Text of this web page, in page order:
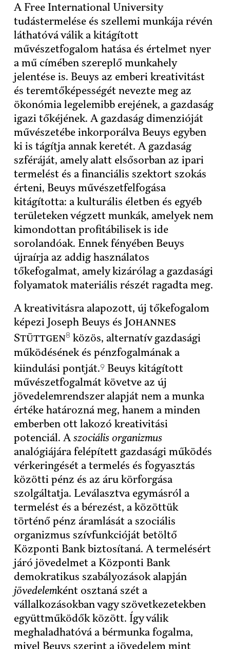
A Free International University
tudástermelése és szellemi munkája révén
láthatóvá válik a kitágított
művészetfogalom hatása és értelmet nyer
a mű címében szereplő munkahely
jelentése is. Beuys az emberi kreativitást
és teremtőképességét nevezte meg az
ökonómia legelemibb erejének, a gazdaság
igazi tőkéjének. A gazdaság dimenzióját
művészetébe inkorporálva Beuys egyben
ki is tágítja annak keretét. A gazdaság
szféráját, amely alatt elsősorban az ipari
termelést és a financiális szektort szokás
érteni, Beuys művészetfelfogása
kitágította: a kulturális életben és egyéb
területeken végzett munkák, amelyek nem
kimondottan profitábilisek is ide
sorolandóak. Ennek fényében Beuys
újraírja az addig használatos
tőkefogalmat, amely kizárólag a gazdasági
folyamatok materiális részét ragadta meg.
A kreativitásra alapozott, új tőkefogalom
képezi Joseph Beuys és Johannes
Stüttgen8 közös, alternatív gazdasági
működésének és pénzfogalmának a
kiindulási pontját.9Beuys kitágított
művészetfogalmát követve az új
jövedelemrendszer alapját nem a munka
értéke határozná meg, hanem a minden
emberben ott lakozó kreativitási
potenciál. Aszociális organizmus
analógiájára felépített gazdasági működés
vérkeringését a termelés és fogyasztás
közötti pénz és az áru körforgása
szolgáltatja. Leválasztva egymásról a
termelést és a bérezést, a közöttük
történő pénz áramlását a szociális
organizmus szívfunkcióját betöltő
Központi Bank biztosítaná. A termelésért
járó jövedelmet a Központi Bank
demokratikus szabályozások alapján
jövedelemként osztaná szét a
vállalkozásokban vagy szövetkezetekben
együttműködők között. Így válik
meghaladhatóvá a bérmunka fogalma,
mivel Beuys szerint a jövedelem mint